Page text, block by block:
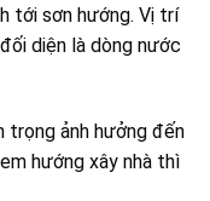
tới sơn hướng. Vị trí
diện là dòng nước
trọng ảnh hưởng đến
hướng xây nhà thì